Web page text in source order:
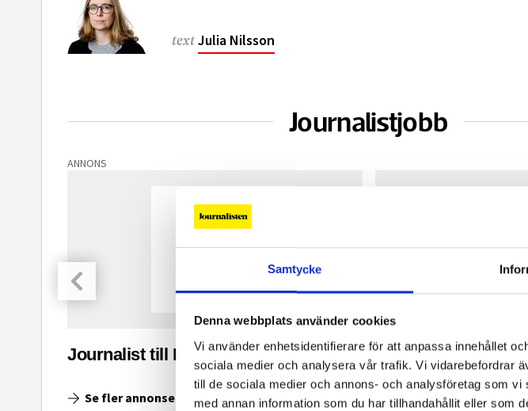
Samtycke
Denna webbplats använder cookies
Vi använder enhetsidentifierare för att anpassa innehållet
sociala medier och analysera vår trafik. Vi vidarebefordrar
till de sociala medier och annons- och analysföretag som
med annan information som du har tillhandahållit eller som
text Julia Nilsson
Journalistjobb
ANNONS
Journalist till Ingenjoren.se
Fastighetsfolket
vikariat
Se fler annonser